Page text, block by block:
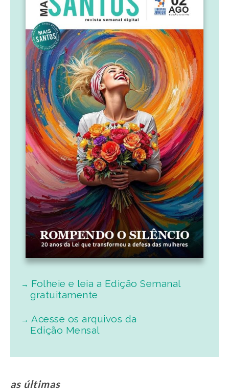
Folheie e leia a Edição Semanal
gratuitamente
Acesse os arquivos da
Edição Mensal
as últimas